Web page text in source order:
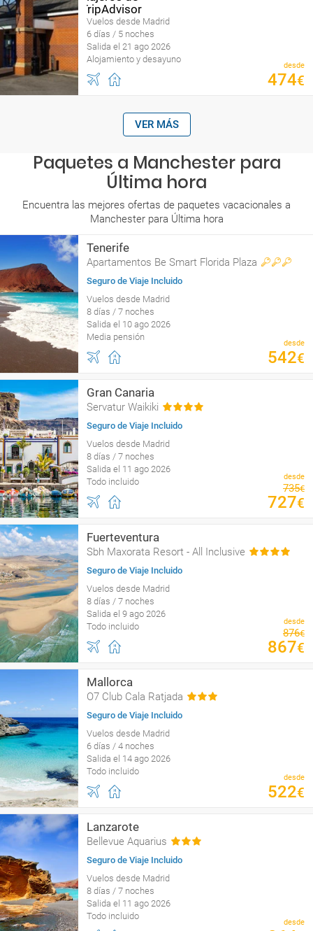
Vuelos desde Madrid
6 días / 5 noches
Salida el 21 ago 2026
Alojamiento y desayuno
desde
474€
VER MÁS
Paquetes a Manchester para
Última hora
Encuentra las mejores ofertas de paquetes vacacionales a
Manchester para Última hora
Tenerife
Apartamentos Be Smart Florida Plaza
Seguro de Viaje Incluido
Vuelos desde Madrid
8 días / 7 noches
Salida el 10 ago 2026
Media pensión
desde
542€
Gran Canaria
Servatur Waikiki
Seguro de Viaje Incluido
Vuelos desde Madrid
8 días / 7 noches
Salida el 11 ago 2026
Todo incluido
desde
735€
727€
Fuerteventura
Sbh Maxorata Resort - All Inclusive
Seguro de Viaje Incluido
Vuelos desde Madrid
8 días / 7 noches
Salida el 9 ago 2026
Todo incluido
desde
876€
867€
Mallorca
O7 Club Cala Ratjada
Seguro de Viaje Incluido
Vuelos desde Madrid
6 días / 4 noches
Salida el 14 ago 2026
Todo incluido
desde
522€
Lanzarote
Bellevue Aquarius
Seguro de Viaje Incluido
Vuelos desde Madrid
8 días / 7 noches
Salida el 11 ago 2026
Todo incluido
desde